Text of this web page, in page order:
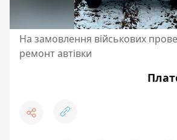
На замовлення військових
ремонт автівки